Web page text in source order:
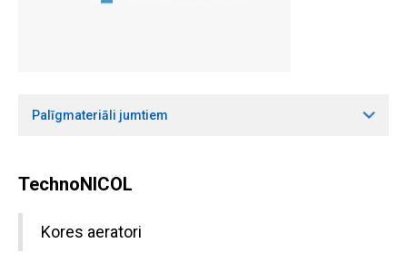
Palīgmateriāli jumtiem
TechnoNICOL
Kores aeratori